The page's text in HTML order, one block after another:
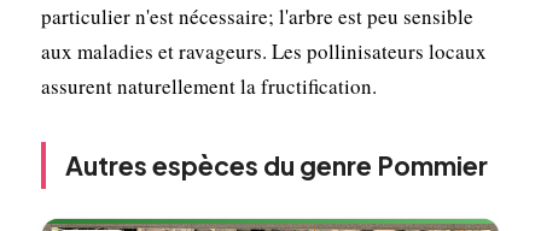
particulier n'est nécessaire; l'arbre est peu sensible
aux maladies et ravageurs. Les pollinisateurs locaux
assurent naturellement la fructification.
Autres espèces du genre Pommier